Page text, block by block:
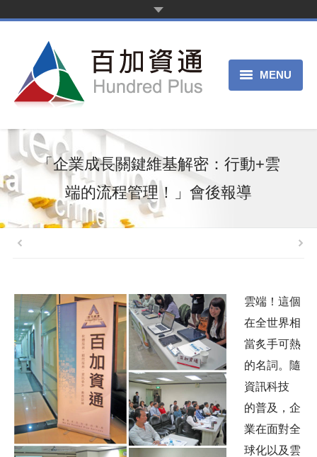
MENU
新聞中心
產品服務
客戶案例
客服中心
「企業成長關鍵維基解密：行動+雲
端的流程管理！」會後報導
雲端！這個
在全世界相
當炙手可熱
的名詞。隨
資訊科技
的普及，企
業在面對全
球化以及雲